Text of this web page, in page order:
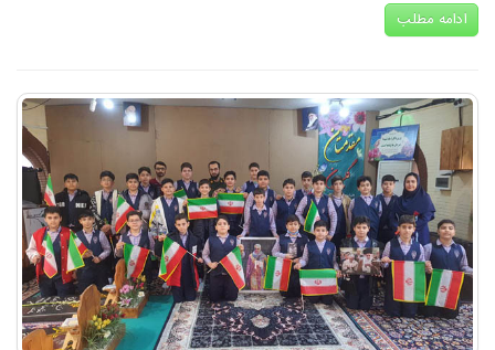
ادامه مطلب